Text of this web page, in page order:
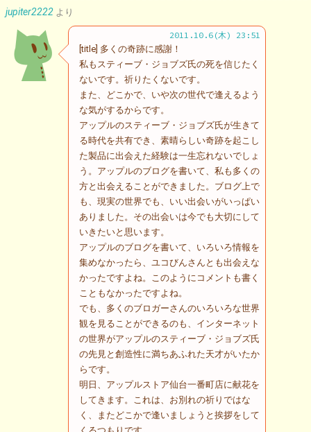
jupiter2222 より
2011.10.6(木) 23:51
[title] 多くの奇跡に感謝！
私もスティーブ・ジョブズ氏の死を信じたく
ないです。祈りたくないです。
また、どこかで、いや次の世代で逢えるよう
な気がするからです。
アップルのスティーブ・ジョブズ氏が生きて
る時代を共有でき、素晴らしい奇跡を起こし
た製品に出会えた経験は一生忘れないでしょ
う。アップルのブログを書いて、私も多くの
方と出会えることができました。ブログ上で
も、現実の世界でも、いい出会いがいっぱい
ありました。その出会いは今でも大切にして
いきたいと思います。
アップルのブログを書いて、いろいろ情報を
集めなかったら、ユコびんさんとも出会えな
かったですよね。このようにコメントも書く
こともなかったですよね。
でも、多くのブロガーさんのいろいろな世界
観を見ることができるのも、インターネット
の世界がアップルのスティーブ・ジョブズ氏
の先見と創造性に満ちあふれた天才がいたか
らです。
明日、アップルストア仙台一番町店に献花を
してきます。これは、お別れの祈りではな
く、またどこかで逢いましょうと挨拶をして